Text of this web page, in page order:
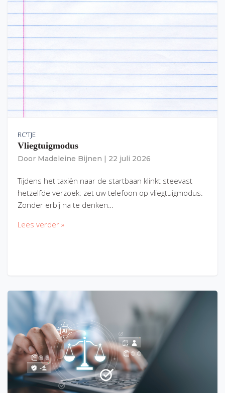
RC'TJE
Vliegtuigmodus
Door Madeleine Bijnen 22 juli 2026
Tijdens het taxiën naar de startbaan klinkt steevast
hetzelfde verzoek: zet uw telefoon op vliegtuigmodus.
Zonder erbij na te denken…
Lees verder »